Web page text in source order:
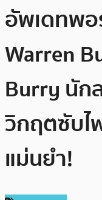
อัพเดทพ
Warren
Burry นัก
วิกฤตซับไ
แม่นยำ!